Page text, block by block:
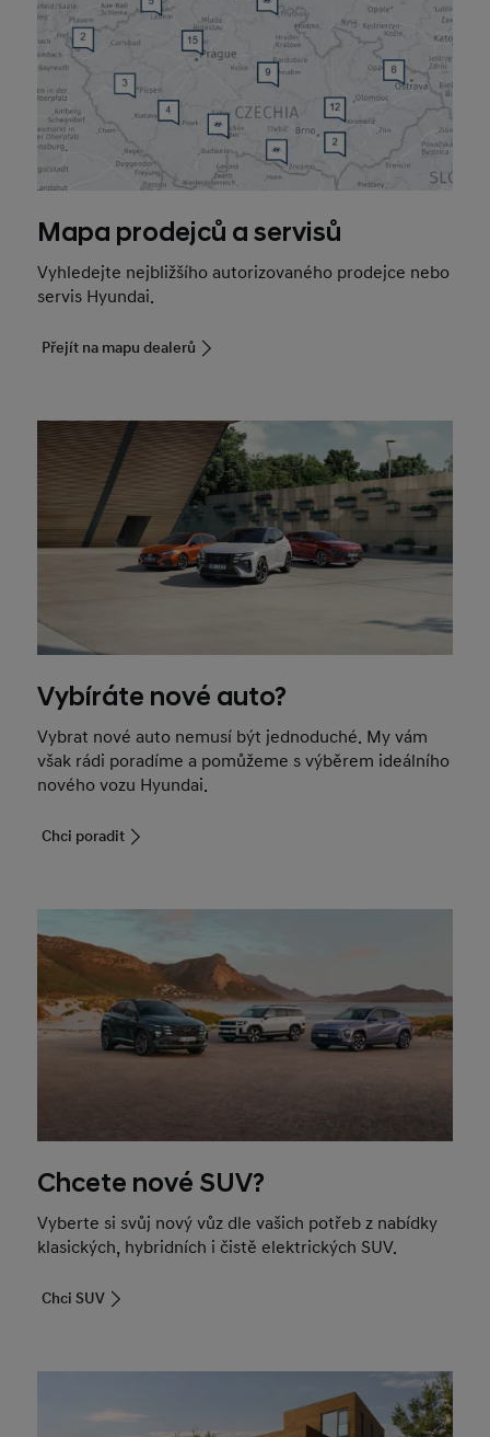
Mapa prodejců a servisů
Vyhledejte nejbližšího autorizovaného prodejce nebo
servis Hyundai.
Přejít na mapu dealerů
Vybíráte nové auto?
Vybrat nové auto nemusí být jednoduché. My vám
však rádi poradíme a pomůžeme s výběrem ideálního
nového vozu Hyundai.
Chci poradit
Chcete nové SUV?
Vyberte si svůj nový vůz dle vašich potřeb z nabídky
klasických, hybridních i čistě elektrických SUV.
Chci SUV